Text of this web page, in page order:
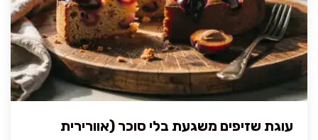
עוגת שזיפים משגעת בלי סוכר (אוורירית